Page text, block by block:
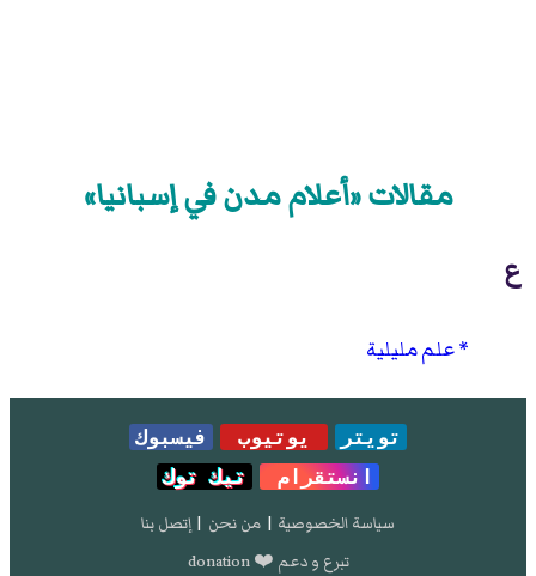
مقالات «أعلام مدن في إسبانيا»
ع
علم مليلية
تويتر يوتيوب
فيسبوك
انستقرام
تيك توك
سياسة الخصوصية | من نحن | إتصل بنا
تبرع و دعم ❤️ donation